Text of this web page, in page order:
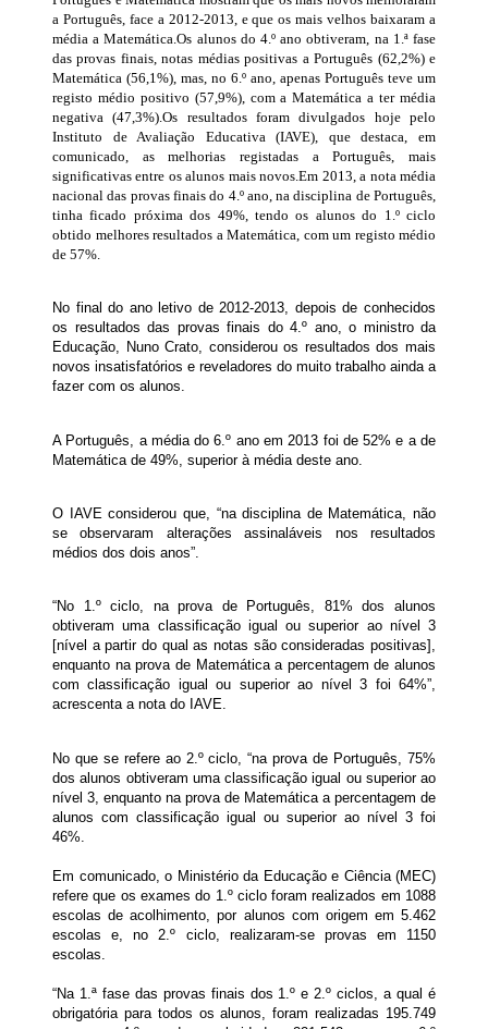
a Português, face a 2012-2013, e que os mais velhos baixaram a
média a Matemática.Os alunos do 4.º ano obtiveram, na 1.ª fase
das provas finais, notas médias positivas a Português (62,2%) e
Matemática (56,1%), mas, no 6.º ano, apenas Português teve um
registo médio positivo (57,9%), com a Matemática a ter média
negativa (47,3%).Os resultados foram divulgados hoje pelo
Instituto de Avaliação Educativa (IAVE), que destaca, em
comunicado, as melhorias registadas a Português, mais
significativas entre os alunos mais novos.Em 2013, a nota média
nacional das provas finais do 4.º ano, na disciplina de Português,
tinha ficado próxima dos 49%, tendo os alunos do 1.º ciclo
obtido melhores resultados a Matemática, com um registo médio
de 57%.
No final do ano letivo de 2012-2013, depois de conhecidos
os resultados das provas finais do 4.º ano, o ministro da
Educação, Nuno Crato, considerou os resultados dos mais
novos insatisfatórios e reveladores do muito trabalho ainda a
fazer com os alunos.
A Português, a média do 6.º ano em 2013 foi de 52% e a de
Matemática de 49%, superior à média deste ano.
O IAVE considerou que, “na disciplina de Matemática, não
se observaram alterações assinaláveis nos resultados
médios dos dois anos”.
“No 1.º ciclo, na prova de Português, 81% dos alunos
obtiveram uma classificação igual ou superior ao nível 3
[nível a partir do qual as notas são consideradas positivas],
enquanto na prova de Matemática a percentagem de alunos
com classificação igual ou superior ao nível 3 foi 64%”,
acrescenta a nota do IAVE.
No que se refere ao 2.º ciclo, “na prova de Português, 75%
dos alunos obtiveram uma classificação igual ou superior ao
nível 3, enquanto na prova de Matemática a percentagem de
alunos com classificação igual ou superior ao nível 3 foi
46%.
Em comunicado, o Ministério da Educação e Ciência (MEC)
refere que os exames do 1.º ciclo foram realizados em 1088
escolas de acolhimento, por alunos com origem em 5.462
escolas e, no 2.º ciclo, realizaram-se provas em 1150
escolas.
“Na 1.ª fase das provas finais dos 1.º e 2.º ciclos, a qual é
obrigatória para todos os alunos, foram realizadas 195.749